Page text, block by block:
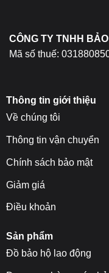
phẩm
CÔNG TY TNHH
Mã số thuế:
Thông tin giới thiệu
Về chúng tôi
Thông tin vận chuyển
Chính sách bảo mật
Giảm giá
Điều khoản
Sản phẩm
Đồ bảo hộ lao động